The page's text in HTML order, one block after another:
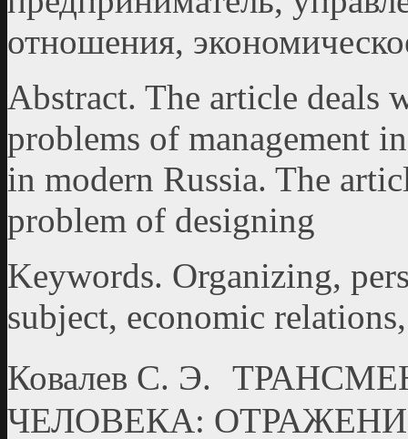
отношения,
Abstract. The article deals
problems of management
in modern Russia. The
problem of designing
Keywords. Organizing,
subject, economic
Ковалев С. Э.
ЧЕЛОВЕКА: